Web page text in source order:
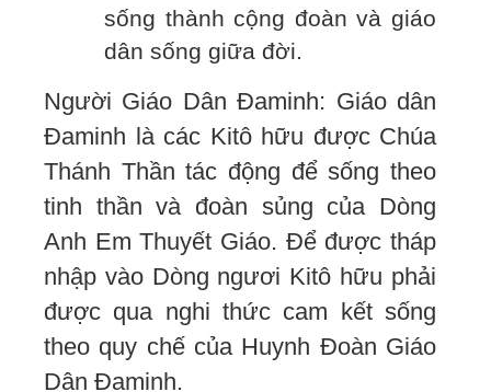
sống thành cộng đoàn và giáo
dân sống giữa đời.
Người Giáo Dân Đaminh: Giáo dân
Đaminh là các Kitô hữu được Chúa
Thánh Thần tác động để sống theo
tinh thần và đoàn sủng của Dòng
Anh Em Thuyết Giáo. Để được tháp
nhập vào Dòng ngươi Kitô hữu phải
được qua nghi thức cam kết sống
theo quy chế của Huynh Đoàn Giáo
Dân Đaminh.